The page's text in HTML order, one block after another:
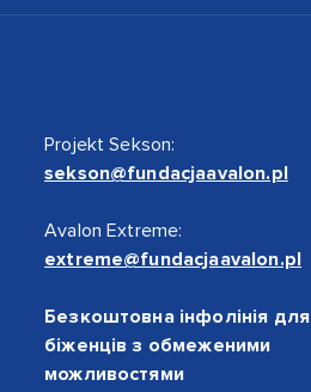
Projekt Sekson:
sekson@fundacjaavalon.pl
Avalon Extreme:
extreme@fundacjaavalon.pl
Безкоштовна інфолінія для
біженців з обмеженими
можливостями